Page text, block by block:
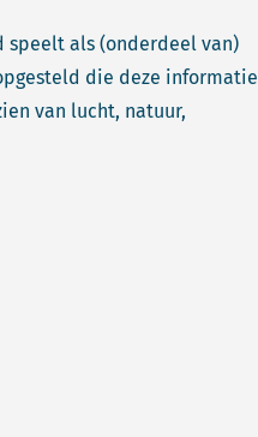
speelt als (onderdeel van)
die deze informatie
van lucht, natuur,